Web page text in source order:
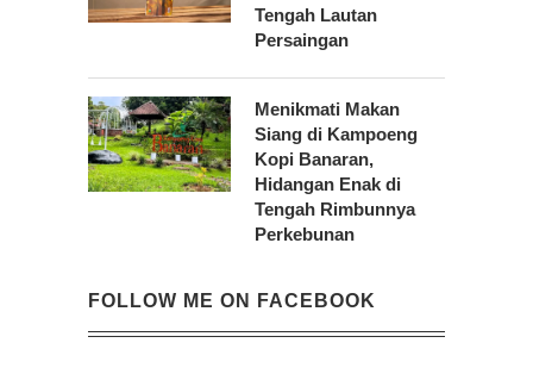
Tengah Lautan
Persaingan
Menikmati Makan
Siang di Kampoeng
Kopi Banaran,
Hidangan Enak di
Tengah Rimbunnya
Perkebunan
FOLLOW ME ON FACEBOOK